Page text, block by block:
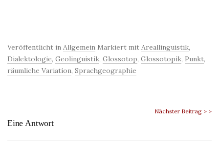
Veröffentlicht in Allgemein Markiert mit Areallinguistik,
Dialektologie, Geolinguistik, Glossotop, Glossotopik, Punkt,
räumliche Variation, Sprachgeographie
Nächster Beitrag > >
Eine Antwort